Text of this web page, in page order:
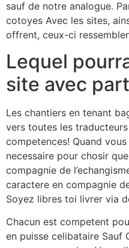
sauf de notre analogue.
cotoyes Avec les sites,
offrent, ceux-ci
Lequel
site avec
Les chantiers en tenant
vers toutes les
competences! Quand
necessaire pour chosir
compagnie de
caractere en compagnie
Soyez libres toi livrer via
Chacun est competent
en puisse celibataire Sauf